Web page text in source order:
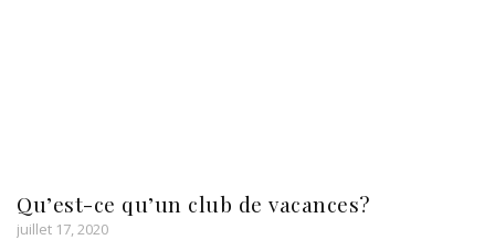
Qu’est-ce qu’un club de vacances?
juillet 17, 2020